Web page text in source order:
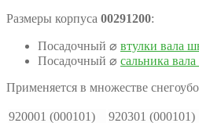
Размеры корпуса 00291200:
Посадочный ⌀ втулки вала
Посадочный ⌀ сальника
Применяется в множестве
920001 (000101) 920301 (000101)